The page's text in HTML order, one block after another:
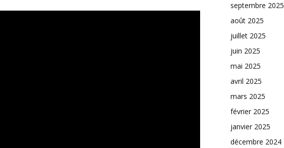
septembre 2025
août 2025
juillet 2025
juin 2025
mai 2025
avril 2025
mars 2025
février 2025
janvier 2025
décembre 2024